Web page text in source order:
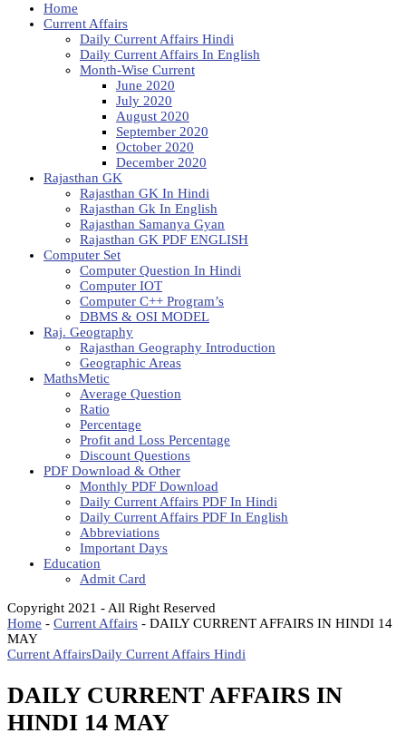
Home
Current Affairs
Daily Current Affairs Hindi
Daily Current Affairs In English
Month-Wise Current
June 2020
July 2020
August 2020
September 2020
October 2020
December 2020
Rajasthan GK
Rajasthan GK In Hindi
Rajasthan Gk In English
Rajasthan Samanya Gyan
Rajasthan GK PDF ENGLISH
Computer Set
Computer Question In Hindi
Computer IOT
Computer C++ Program’s
DBMS & OSI MODEL
Raj. Geography
Rajasthan Geography Introduction
Geographic Areas
MathsMetic
Average Question
Ratio
Percentage
Profit and Loss Percentage
Discount Questions
PDF Download & Other
Monthly PDF Download
Daily Current Affairs PDF In Hindi
Daily Current Affairs PDF In English
Abbreviations
Important Days
Education
Admit Card
Copyright 2021 - All Right Reserved
Home - Current Affairs - DAILY CURRENT AFFAIRS IN HINDI 14
MAY
Current AffairsDaily Current Affairs Hindi
DAILY CURRENT AFFAIRS IN
HINDI 14 MAY